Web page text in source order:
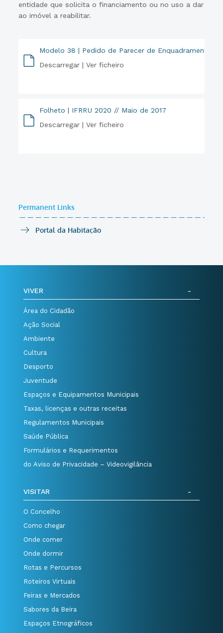
entidade que solicita o financiamento ou no uso a dar
ao imóvel a reabilitar.
Modelo 38 | Pedido de Parecer de Enquadramento
Descarregar |Ver ficheiro
Folheto | IFRRU 2020 // Maio de 2017
Descarregar |Ver ficheiro
Permanent Links
Portal da Habitação
VIVER
Área do Cidadão
Ação Social
Ambiente
Cultura
Desporto
Juventude
Espaços e Equipamentos Municipais
Taxas, licenças e outras receitas
Regulamentos Municipais
Saúde Pública
Formulários e Requerimentos
do Aviso de Privacidade – Videovigilância
VISITAR
O Concelho
Como chegar
Onde comer
Onde dormir
Rotas e Percursos
Roteiros Virtuais
Feiras e Mercados
Sabores da Beira
Espaços Etnográficos